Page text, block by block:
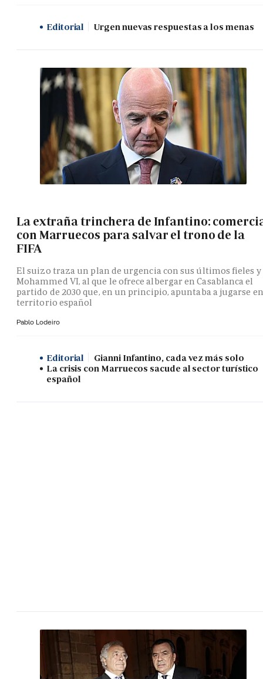
Editorial Urgen nuevas respuestas a los menas
La extraña trinchera de Infantino:
con Marruecos para salvar el trono de la
FIFA
El suizo traza un plan de urgencia con sus últimos fieles y
Mohammed VI, al que le ofrece albergar en Casablanca el
partido de 2030 que, en un principio, apuntaba a jugarse en
territorio español
Pablo Lodeiro
Editorial
Gianni Infantino, cada vez más solo
La crisis con Marruecos sacude al sector turístico
español